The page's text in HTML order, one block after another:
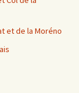
et de la Moréno